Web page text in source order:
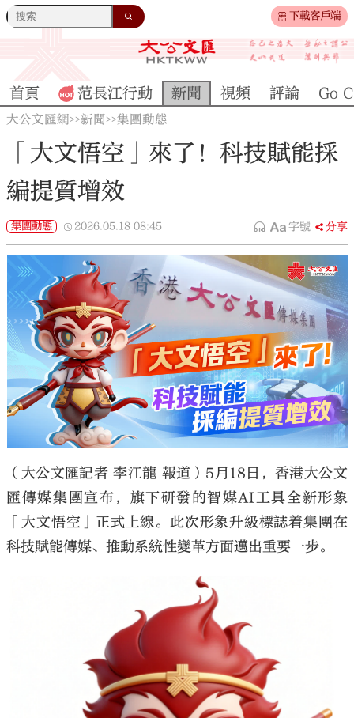
下載客戶端
首頁 范長江行動 新聞 視頻 評論 Go
大公文匯網>>新聞>>集團動態
「大文悟空」來了！科技賦能採
編提質增效
集團動態 2026.05.18 08:45 字號 分享
（大公文匯記者 李江龍 報道）5月18日，香港大公文
匯傳媒集團宣布，旗下研發的智媒AI工具全新形象
「大文悟空」正式上線。此次形象升級標誌着集團在
科技賦能傳媒、推動系統性變革方面邁出重要一步。